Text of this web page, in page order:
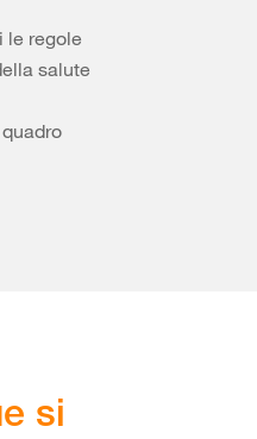
le regole
salute
si